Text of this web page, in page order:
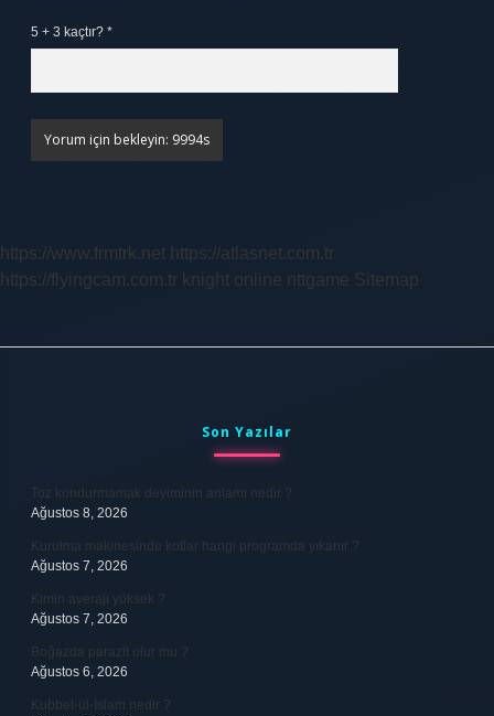
5 + 3 kaçtır? *
https://www.frmtrk.net https://atlasnet.com.tr
https://flyingcam.com.tr knight online nttgame Sitemap
Son Yazılar
Toz kondurmamak deyiminin anlamı nedir ?
Ağustos 8, 2026
Kurutma makinesinde kotlar hangi programda yıkanır ?
Ağustos 7, 2026
Kimin averajı yüksek ?
Ağustos 7, 2026
Boğazda parazit olur mu ?
Ağustos 6, 2026
Kubbet-ül-İslam nedir ?